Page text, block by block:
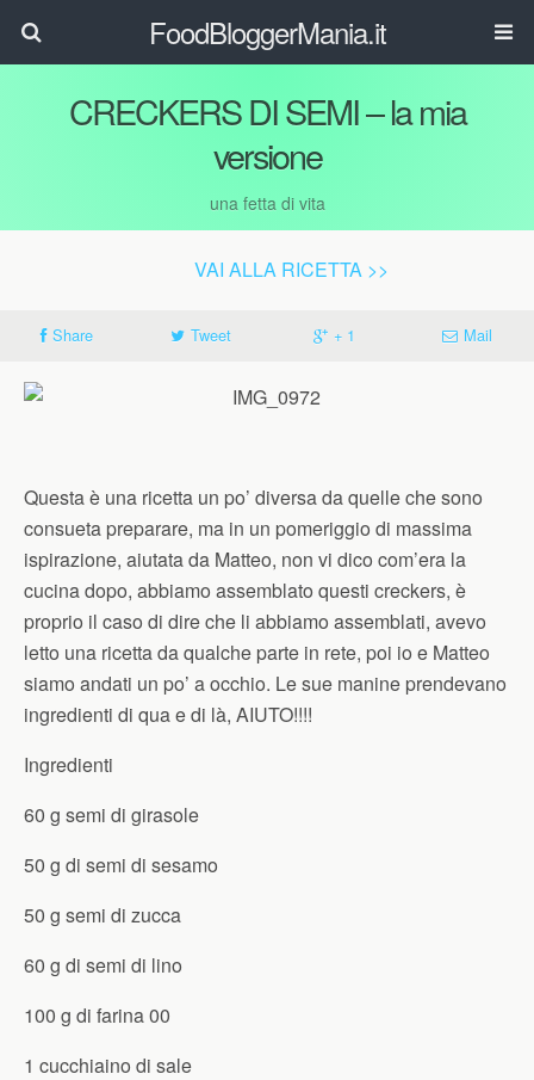
FoodBloggerMania.it
CRECKERS DI SEMI – la mia
versione
una fetta di vita
VAI ALLA RICETTA >>
Share Tweet + 1 Mail
Questa è una ricetta un po’ diversa da quelle che sono
consueta preparare, ma in un pomeriggio di massima
ispirazione, aiutata da Matteo, non vi dico com’era la
cucina dopo, abbiamo assemblato questi creckers, è
proprio il caso di dire che li abbiamo assemblati, avevo
letto una ricetta da qualche parte in rete, poi io e Matteo
siamo andati un po’ a occhio. Le sue manine prendevano
ingredienti di qua e di là, AIUTO!!!!
Ingredienti
60 g semi di girasole
50 g di semi di sesamo
50 g semi di zucca
60 g di semi di lino
100 g di farina 00
1 cucchiaino di sale